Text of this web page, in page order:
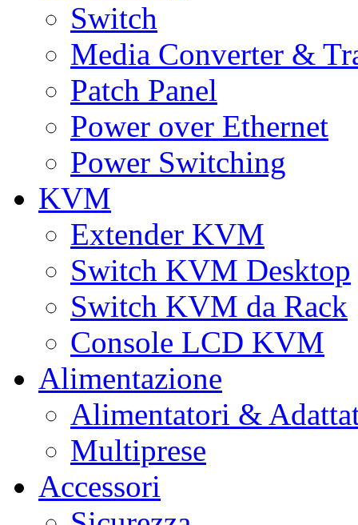
Switch
Media Converter &
Patch Panel
Power over Ethernet
Power Switching
KVM
Extender KVM
Switch KVM Desktop
Switch KVM da Rack
Console LCD KVM
Alimentazione
Alimentatori &
Multiprese
Accessori